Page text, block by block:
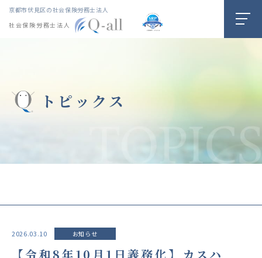
京都市伏見区の社会保険労務士法人
社会保険労務士法人
トピックス
2026.03.10 お知らせ
【令和8年10月1日義務化】カスハ